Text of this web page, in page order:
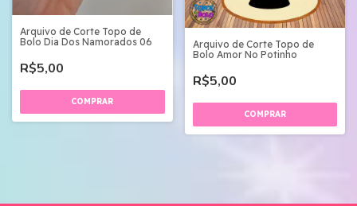
Arquivo de Corte Topo de
Bolo Dia Dos Namorados 06
R$5,00
Arquivo de Corte Topo de
Bolo Amor No Potinho
R$5,00